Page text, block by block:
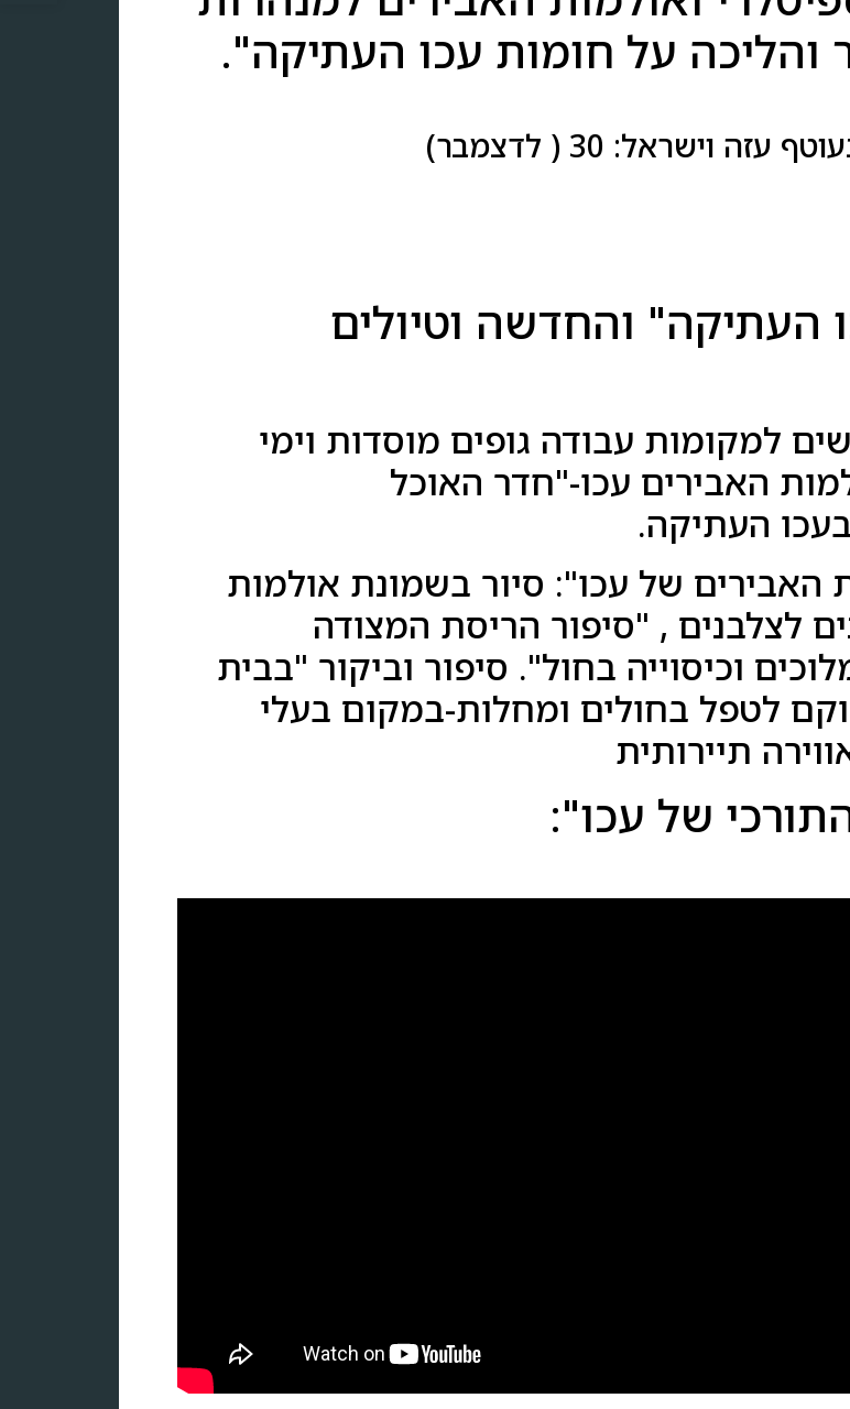
והליכה על חומות עכו העתיקה".
וישראל: 30 ( לדצמבר)
העתיקה" והחדשה וטיולים
למקומות עבודה גופים מוסדות וימי
האבירים עכו-"חדר האוכל
העתיקה.
האבירים של עכו": סיור בשמונת אולמות
לצלבנים , "סיפור הריסת המצודה
וכיסוייה בחול". סיפור וביקור "בבית
לטפל בחולים ומחלות-במקום בעלי
תיירותית
של עכו":